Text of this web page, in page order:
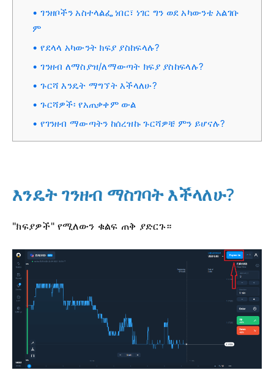
ገንዘቦችን አስተላልፌ ነበር፣ ነገር ግን ወደ አካውንቴ አልገቡ
ም
የደላላ አካውንት ክፍያ ያስከፍላሉ?
ገንዘብ ለማስያዝ/ለማውጣት ክፍያ ያስከፍላሉ?
ጉርሻ እንዴት ማግኘት እችላለሁ?
ጉርሻዎች፡ የአጠቃቀም ውል
የገንዘብ ማውጣትን ከሰረዝኩ ጉርሻዎቼ ምን ይሆናሉ?
እንዴት ገንዘብ ማስገባት እችላለሁ?
"ክፍያዎች" የሚለውን ቁልፍ ጠቅ ያድርጉ።